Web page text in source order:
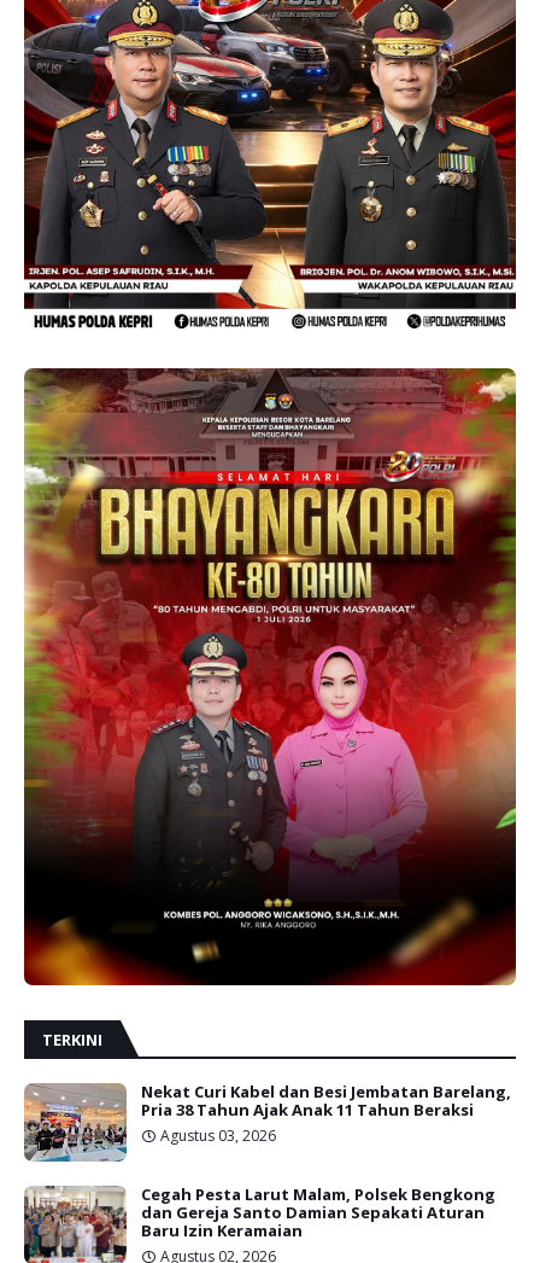
TERKINI
Nekat Curi Kabel dan Besi Jembatan Barelang,
Pria 38 Tahun Ajak Anak 11 Tahun Beraksi
Agustus 03, 2026
Cegah Pesta Larut Malam, Polsek Bengkong
dan Gereja Santo Damian Sepakati Aturan
Baru Izin Keramaian
Agustus 02, 2026